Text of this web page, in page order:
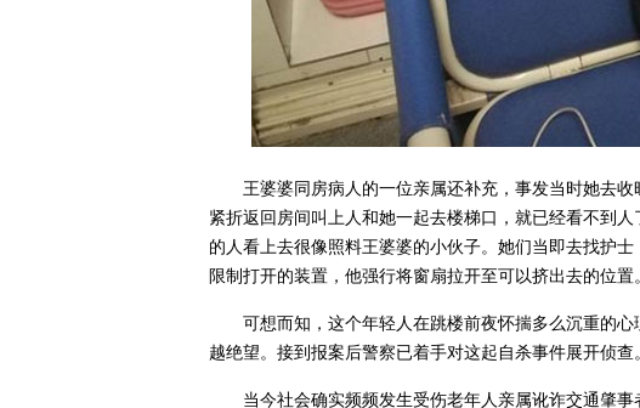
王婆婆同房病人的一位亲属还补充，事发当时她去
紧折返回房间叫上人和她一起去楼梯口，就已经看不到
的人看上去很像照料王婆婆的小伙子。她们当即去找护
限制打开的装置，他强行将窗扇拉开至可以挤出去的位置
可想而知，这个年轻人在跳楼前夜怀揣多么沉重的
越绝望。接到报案后警察已着手对这起自杀事件展开侦查
当今社会确实频频发生受伤老年人亲属讹诈交通肇